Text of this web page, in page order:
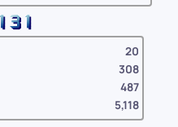
20
308
487
5,118